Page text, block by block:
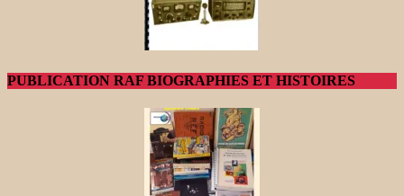
PUBLICATION RAF BIOGRAPHIES ET HISTOIRES